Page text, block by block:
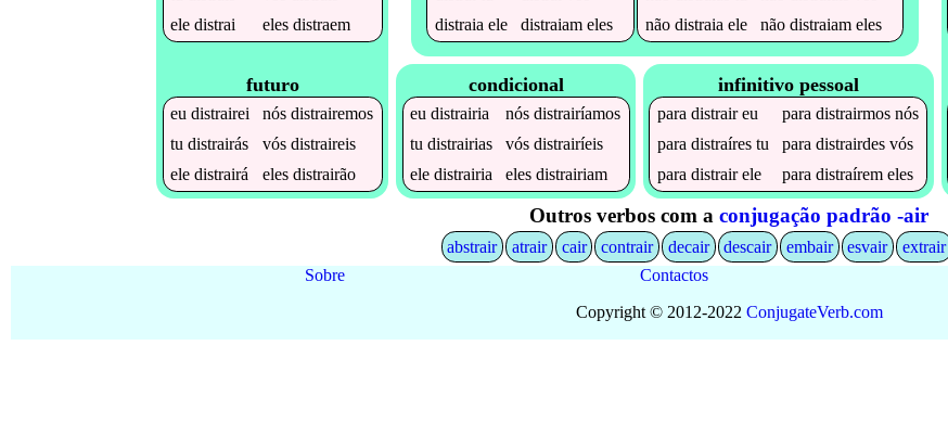
eledistrai elesdistraem
futuro
eudistrairei nósdistrairemos
tudistrairás vósdistraireis
eledistrairá elesdistrairão
distraia ele distraiameles
não distraia ele não distraiameles
condicional
eudistrairia nósdistrairíamos
tudistrairias vósdistrairíeis
eledistrairia elesdistrairiam
infinitivo pessoal
paradistraireu paradistrairmos nós
paradistraíres tu paradistrairdes vós
paradistrairele paradistraírem eles
Outros verbos com a conjugação padrão -air
abstrair atrair cair contrair decair descair embair esvair extrair
Sobre
Contactos
Copyright © 2012-2022 ConjugateVerb.com